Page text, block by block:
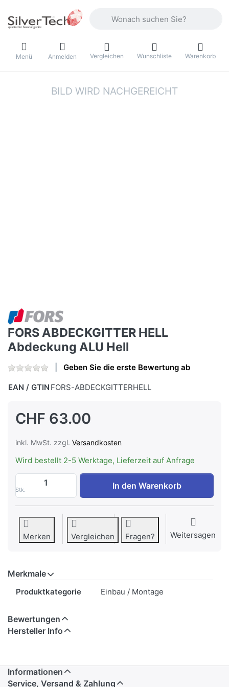
Menü Anmelden Vergleichen Wunschliste Warenkorb
FORS ABDECKGITTER HELL
Abdeckung ALU Hell
Geben Sie die erste Bewertung ab
EAN / GTIN FORS-ABDECKGITTERHELL
CHF 63.00
inkl. MwSt. zzgl. Versandkosten
Wird bestellt 2-5 Werktage, Lieferzeit auf Anfrage
Stk.
FORS ABDECKGITTER HELL
In den Warenkorb
Merken Vergleichen Fragen? Weitersagen
Merkmale
Produktkategorie Einbau / Montage
Bewertungen
Hersteller Info
Informationen
Service, Versand & Zahlung